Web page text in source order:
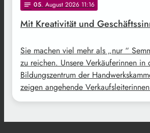
notes 05. August 2026 11:16
Mit Kreativität und
Sie machen viel mehr als „nur “
zu reichen. Unsere Verkäuferinnen in
Bildungszentrum der
zeigen angehende